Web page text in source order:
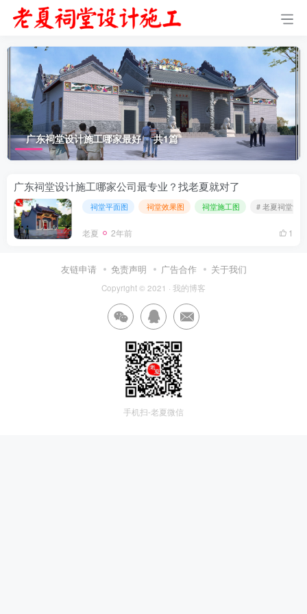
广东祠堂设计施工哪家最好 共1篇
广东祠堂设计施工哪家公司最专业？找老夏就对了
祠堂平面图 祠堂效果图 祠堂施工图 # 老夏祠堂设
老夏 2年前 1
友链申请 免责声明 广告合作 关于我们
Copyright © 2021 · 我的博客
手机扫-老夏微信